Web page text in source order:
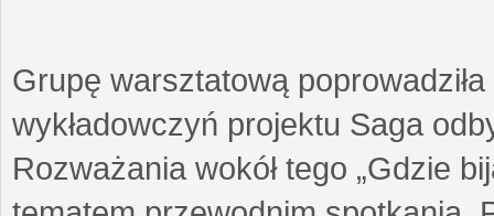
Grupę warsztatową
wykładowczyń projektu Saga
Rozważania wokół tego „Gdzie